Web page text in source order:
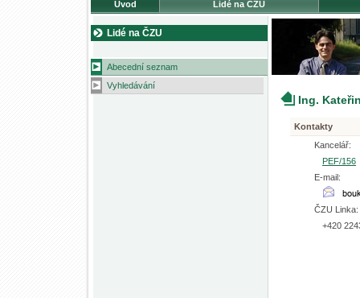
Úvod Lidé na ČZU
Lidé na ČZU
Abecední seznam
Vyhledávání
Ing.
Kontakty
Kancelář:
PEF/156
E-mail:
ČZU Linka:
+420